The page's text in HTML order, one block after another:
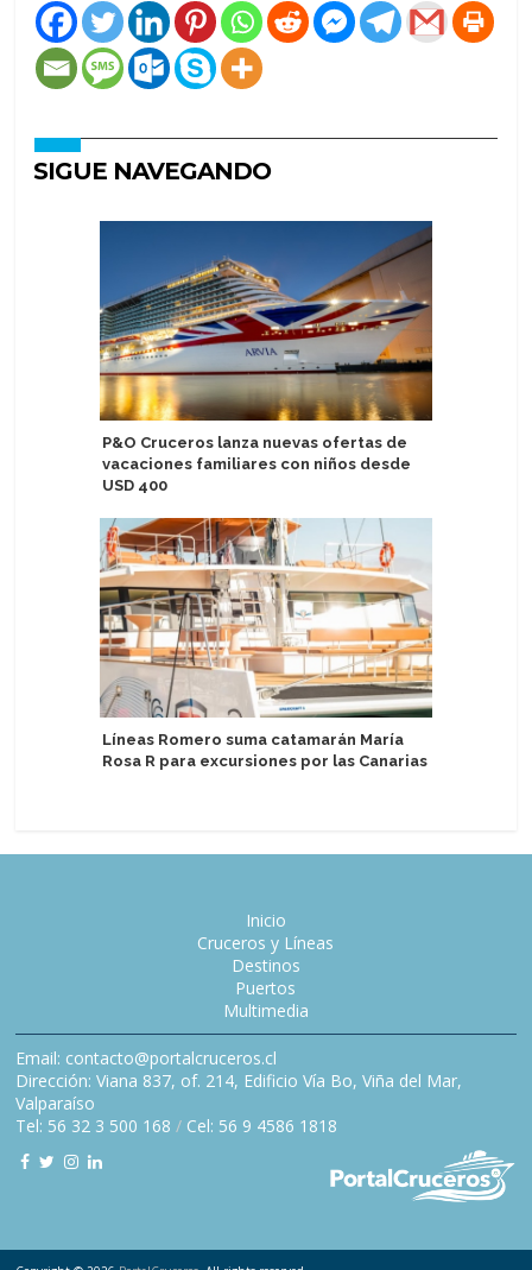
SIGUE NAVEGANDO
P&O Cruceros lanza nuevas ofertas de
vacaciones familiares con niños desde
USD 400
Líneas Romero suma catamarán María
Rosa R para excursiones por las Canarias
Inicio
Cruceros y Líneas
Destinos
Puertos
Multimedia
Email: contacto@portalcruceros.cl
Dirección: Viana 837, of. 214, Edificio Vía Bo, Viña del Mar,
Valparaíso
Tel: 56 32 3 500 168 / Cel: 56 9 4586 1818